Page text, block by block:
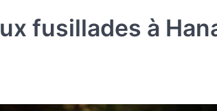
fusillades à